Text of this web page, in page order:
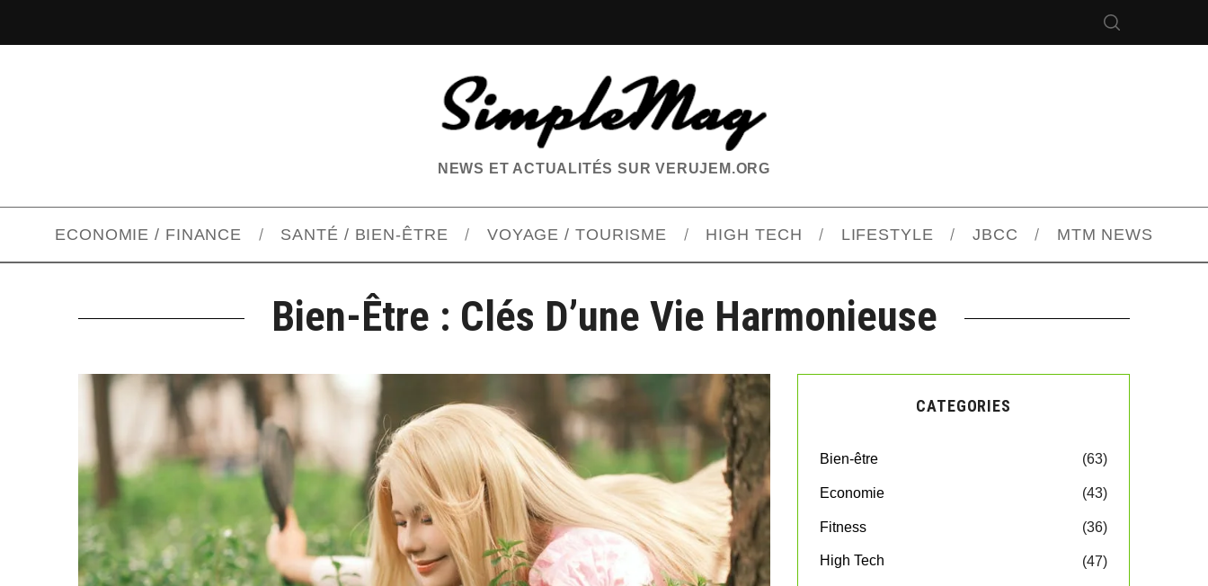
NEWS ET ACTUALITÉS SUR VERUJEM.ORG
ECONOMIE / FINANCE SANTÉ / BIEN-ÊTRE VOYAGE / TOURISME HIGH TECH LIFESTYLE JBCC MTM NEWS
Bien-Être : Clés D’une Vie Harmonieuse
CATEGORIES
Bien-être (63)
Economie (43)
Fitness (36)
High Tech (47)